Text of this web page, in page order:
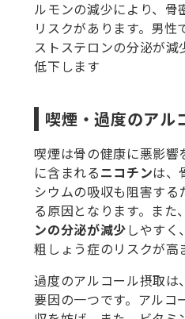
ルモンの減少により、骨
リスクがあります。男性
ストステロンの分泌が
低下します
喫煙 ・過度のアル
喫煙は骨の健康に悪影響
に含まれるニコチンは、
シウムの吸収も阻害す
る原因となります。また
ンの分泌が減少しやすく
粗しょう症のリスクが高
過度のアルコール摂取は
要因の一つです。アルコ